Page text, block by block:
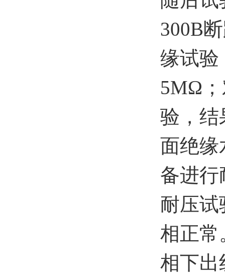
300B
缘试
5MΩ；
验，结
面绝缘
备进行
耐压
相正常
相下出